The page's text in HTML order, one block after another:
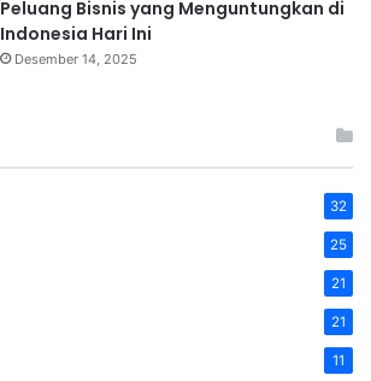
Peluang Bisnis yang Menguntungkan di
Indonesia Hari Ini
Desember 14, 2025
32
25
21
21
11